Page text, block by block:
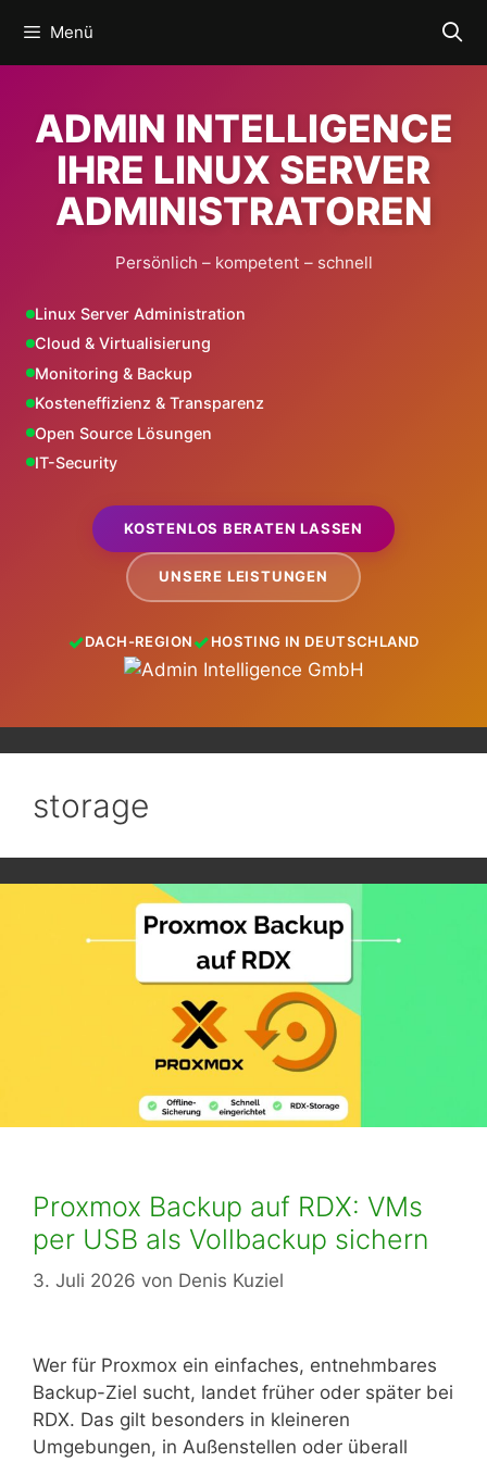
Inhalt
springen
Menü
ADMIN INTELLIGENCE
IHRE LINUX SERVER
ADMINISTRATOREN
Persönlich – kompetent – schnell
Linux Server Administration
Cloud & Virtualisierung
Monitoring & Backup
Kosteneffizienz & Transparenz
Open Source Lösungen
IT-Security
KOSTENLOS BERATEN LASSEN
UNSERE LEISTUNGEN
DACH-REGION HOSTING IN DEUTSCHLAND
storage
Proxmox Backup auf RDX: VMs
per USB als Vollbackup sichern
3. Juli 2026 von Denis Kuziel
Wer für Proxmox ein einfaches, entnehmbares
Backup-Ziel sucht, landet früher oder später bei
RDX. Das gilt besonders in kleineren
Umgebungen, in Außenstellen oder überall